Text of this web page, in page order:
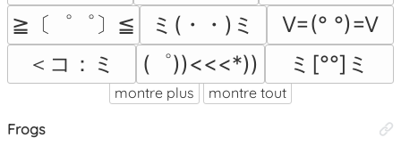
≧〔゜゜〕≦
ミ(・・)ミ
V=(° °)=V
＜コ：ミ
(゜))<<<*)) ミ[°°]ミ
montre plus montre tout
Frogs